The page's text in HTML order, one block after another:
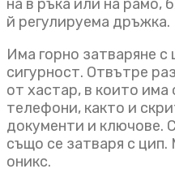
на в ръка или на рамо,
й регулируема дръжка.
Има горно затваряне с
сигурност. Отвътре
от хастар, в които
телефони, както и
документи и ключове.
също се затваря с
оникс.